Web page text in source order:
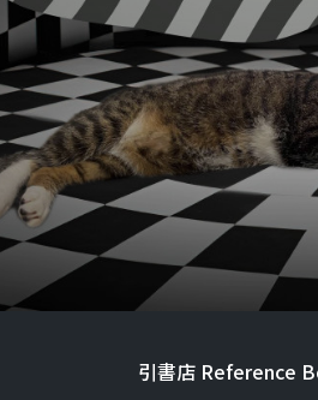
引書店 Reference